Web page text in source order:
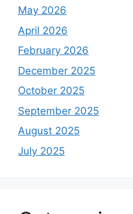
May 2026
April 2026
February 2026
December 2025
October 2025
September 2025
August 2025
July 2025